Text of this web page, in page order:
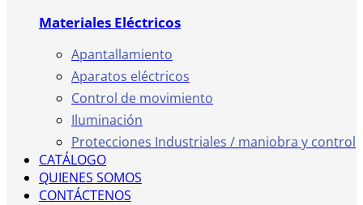
Materiales Eléctricos
Apantallamiento
Aparatos eléctricos
Control de movimiento
Iluminación
Protecciones Industriales / maniobra y control
CATÁLOGO
QUIENES SOMOS
CONTÁCTENOS